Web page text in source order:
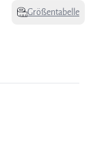
Größentabelle